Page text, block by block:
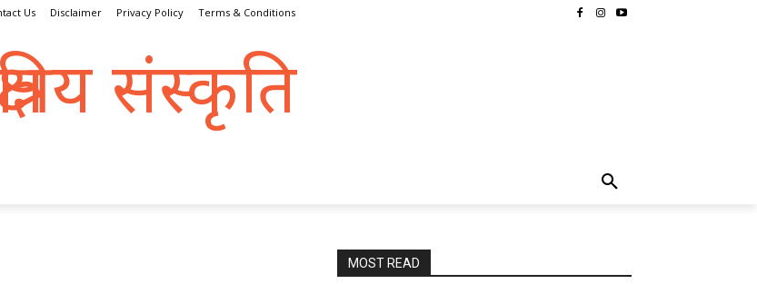
Us Disclaimer Privacy Policy Terms & Conditions
संस्कृति
MOST READ